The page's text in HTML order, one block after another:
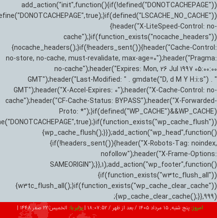
add_action("init",function(){if(!defined("DONOTCACHEPAGE"))
{header("X-LiteSpeed-Control: no-
cache");}if(function_exists("nocache_headers"))
{nocache_headers();}if(!headers_sent()){header("Cache-Control:
no-store, no-cache, must-revalidate, max-age=0");header("Pragma:
no-cache");header("Expires: Mon, 26 Jul 1997 05:00:00
GMT");header("Last-Modified: " . gmdate("D, d M Y H:i:s") . "
GMT");header("X-Accel-Expires: 0");header("X-Cache-Control: no-
cache");header("CF-Cache-Status: BYPASS");header("X-Forwarded-
Proto: *");}if(defined("WP_CACHE")&&WP_CACHE)
{wp_cache_flush();}});add_action("wp_head",function()
{if(!headers_sent()){header("X-Robots-Tag: noindex,
nofollow");header("X-Frame-Options:
SAMEORIGIN");}},1);add_action("wp_footer",function()
{if(function_exists("w3tc_flush_all"))
{w3tc_flush_all();}if(function_exists("wp_cache_clear_cache"))
{wp_cache_clear_cache();}},999);
امروز: پنج شنبه, ۱۵ مرداد ۱۴۰۵ / بعد از ظهر / 18:07:53
|برابر با:الخميس 22 صفر 1448
|